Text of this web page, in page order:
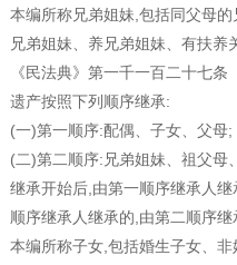
本编所称兄弟姐妹,包括同父母
兄弟姐妹、养兄弟姐妹、有扶养
《民法典》第一千一百二十七条
遗产按照下列顺序继承:
(一)第一顺序:配偶、子女、父母;
(二)第二顺序:兄弟姐妹、祖父母
继承开始后,由第一顺序继承人
顺序继承人继承的,由第二顺序继
本编所称子女,包括婚生子女、